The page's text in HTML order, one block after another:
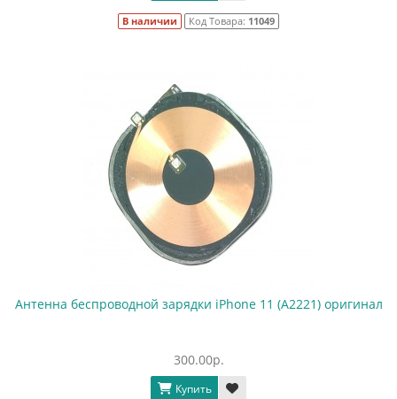
В наличии Код Товара: 11049
Антенна беспроводной зарядки iPhone 11 (A2221) оригинал
300.00р.
Купить